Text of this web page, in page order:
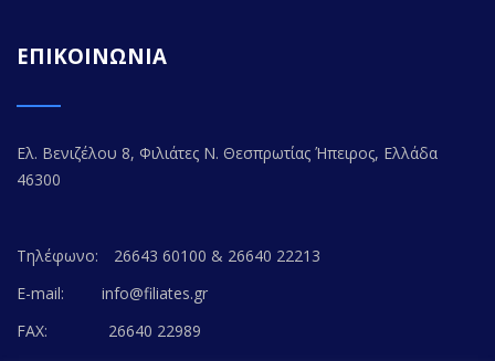
ΕΠΙΚΟΙΝΩΝΙΑ
Ελ. Βενιζέλου 8, Φιλιάτες Ν. Θεσπρωτίας Ήπειρος, Ελλάδα
46300
Τηλέφωνο:
26643 60100 & 26640 22213
E-mail:
info@filiates.gr
FAX:
26640 22989